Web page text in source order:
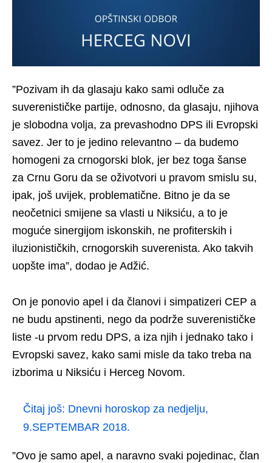
”Pozivam ih da glasaju kako sami odluče za
suverenističke partije, odnosno, da glasaju, njihova
je slobodna volja, za prevashodno DPS ili Evropski
savez. Jer to je jedino relevantno – da budemo
homogeni za crnogorski blok, jer bez toga šanse
za Crnu Goru da se oživotvori u pravom smislu su,
ipak, još uvijek, problematične. Bitno je da se
neočetnici smijene sa vlasti u Niksiću, a to je
moguće sinergijom iskonskih, ne profiterskih i
iluzionističkih, crnogorskih suverenista. Ako takvih
uopšte ima”, dodao je Adžić.
On je ponovio apel i da članovi i simpatizeri CEP a
ne budu apstinenti, nego da podrže suverenističke
liste -u prvom redu DPS, a iza njih i jednako tako i
Evropski savez, kako sami misle da tako treba na
izborima u Niksiću i Herceg Novom.
Čitaj još: Dnevni horoskop za nedjelju,
9.SEPTEMBAR 2018.
”Ovo je samo apel, a naravno svaki pojedinac, član